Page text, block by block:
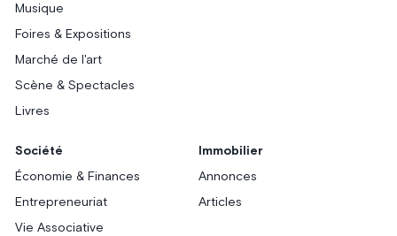
Musique
Foires & Expositions
Marché de l'art
Scène & Spectacles
Livres
Société
Économie & Finances
Entrepreneuriat
Vie Associative
Immobilier
Annonces
Articles